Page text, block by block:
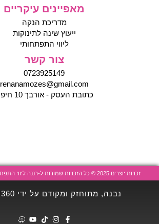
מאפיינים עיקריים
מדריכת הנקה
ייעוץ שינה לתינוקות
ליווי התפתחותי
צור קשר
0723925149
renanamozes@gmail.com
כתובת העסק - אורבך 10 חיפה
זכויות יוצרים 2025 © כל הזכויות שמורות ל-רננה ליווי התפתחותי ייעוץ הנקה ושינה
נבנה, מתוחזק ומקודם על ידי CLICKIN360